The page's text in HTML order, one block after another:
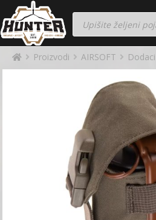
Proizvodi AIRSOFT Dodaci